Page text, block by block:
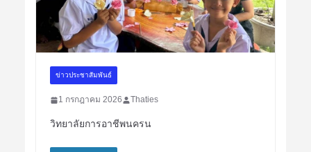
ข่าวประชาสัมพันธ์
1 กรกฎาคม 2026 Thaties
วิทยาลัยการอาชีพนครน